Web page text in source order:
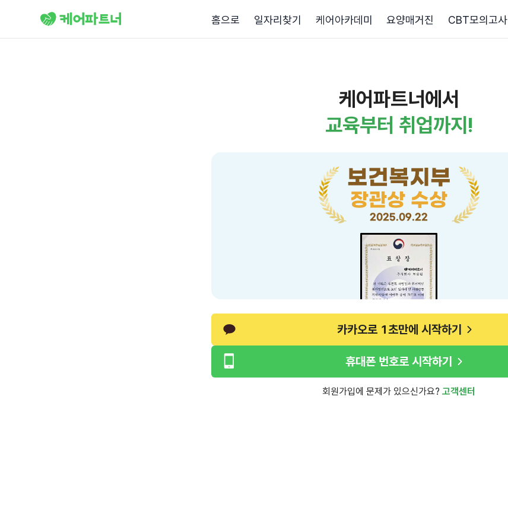
홈으로 일자리찾기 케어아카데미 요양매거진 CBT모의고사
케어파트너에서
교육부터 취업까지!
보건복지부
장관상 수상
2025.09.22
카카오로 1초만에 시작하기
휴대폰 번호로 시작하기
회원가입에 문제가 있으신가요? 고객센터